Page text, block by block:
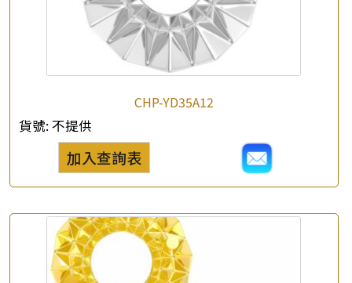
CHP-YD35A12
貨號: 不提供
加入查詢表